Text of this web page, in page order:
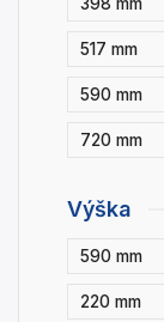
517 mm
590 mm
720 mm
Výška
590 mm
220 mm